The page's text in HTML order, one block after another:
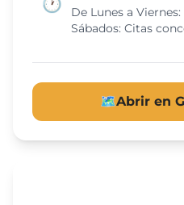
🕐
De Lunes a
Sábados: Citas
🗺️Abrir en